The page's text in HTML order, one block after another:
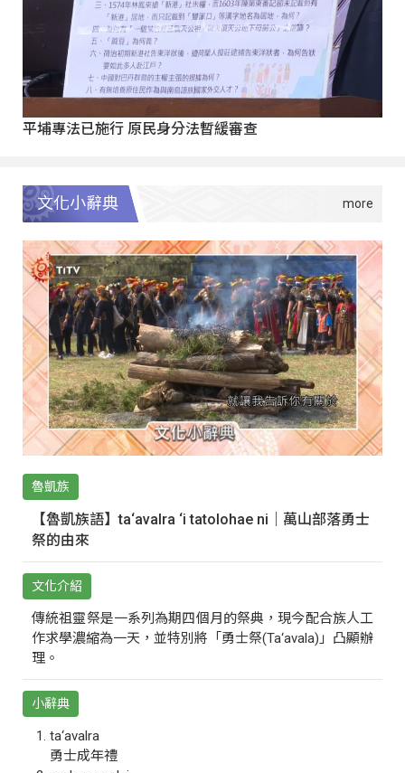
平埔專法已施行 原民身分法暫緩審查
文化小辭典
魯凱族
【魯凱族語】ta‘avalra ‘i tatolohae ni｜萬山部落勇士
祭的由來
文化介紹
傳統祖靈祭是一系列為期四個月的祭典，現今配合族人工
作求學濃縮為一天，並特別將「勇士祭(Ta‘avala)」凸顯辦
理。
小辭典
ta‘avalra
勇士成年禮